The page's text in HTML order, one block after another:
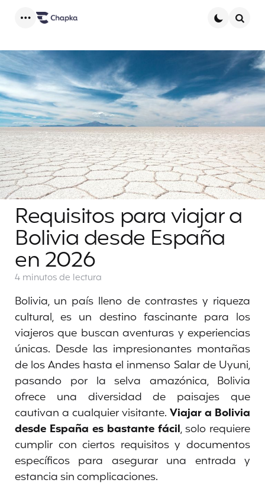
Requisitos para viajar a
Bolivia desde España
en 2026
4 minutosde lectura
Bolivia, un país lleno de contrastes y riqueza
cultural, es un destino fascinante para los
viajeros que buscan aventuras y experiencias
únicas. Desde las impresionantes montañas
de los Andes hasta el inmenso Salar de Uyuni,
pasando por la selva amazónica, Bolivia
ofrece una diversidad de paisajes que
cautivan a cualquier visitante. Viajar a Bolivia
desde España es bastante fácil, solo requiere
cumplir con ciertos requisitos y documentos
específicos para asegurar una entrada y
estancia sin complicaciones.